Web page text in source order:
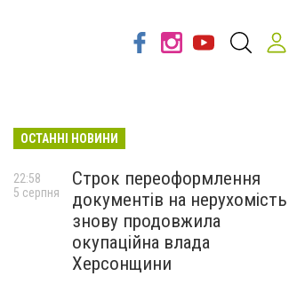
ОСТАННІ НОВИНИ
Строк переоформлення
документів на нерухомість
знову продовжила
окупаційна влада
Херсонщини
22:58
5 серпня